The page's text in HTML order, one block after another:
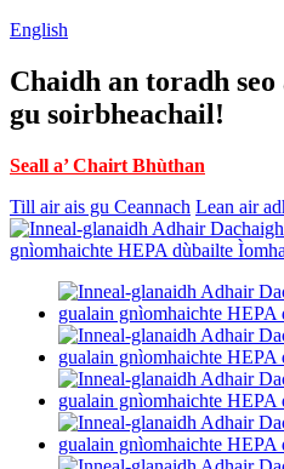
English
Chaidh an toradh
gu soirbheachail!
Seall a’ Chairt Bhùthan
Till air ais gu Ceannach Lean air